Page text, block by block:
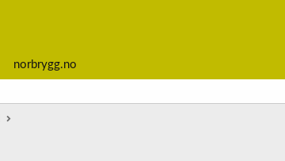
norbrygg.no